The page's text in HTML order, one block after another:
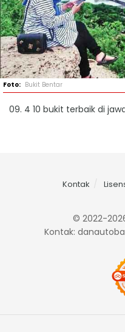
Bukit Bentar
09. 4 10 bukit terbaik di
Kontak
© 2022-
Kontak: